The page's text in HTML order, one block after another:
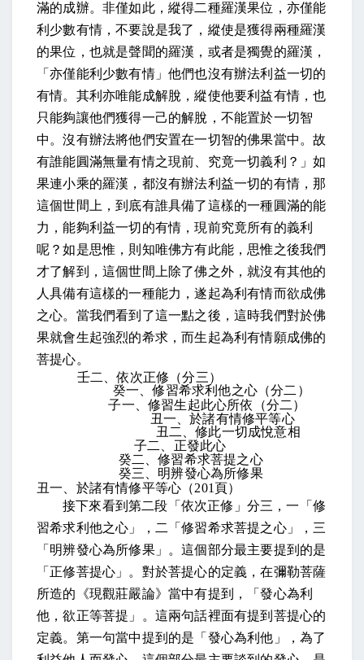
滿的成辦。 非僅如此，縱得二種羅漢果位，亦僅能
利少數有情，不要說是我了，縱使是獲得兩種羅漢
的果位，也就是聲聞的羅漢，或者是獨覺的羅漢，
「亦僅能利少數有情」他們也沒有辦法利益一切的
有情。 其利亦唯能成解脫，縱使他要利益有情，也
只能夠讓他們獲得一己的解脫， 不能置於一切智
中。沒有辦法將他們安置在一切智的佛果當中。故
有誰能圓滿無量有情之現前、究竟一切義利？」如
果連小乘的羅漢，都沒有辦法利益一切的有情，那
這個世間上，到底有誰具備了這樣的一種圓滿的能
力，能夠利益一切的有情，現前究竟所有的義利
呢？如是思惟，則知唯佛方有此能， 思惟之後我們
才了解到，這個世間上除了佛之外，就沒有其他的
人具備有這樣的一種能力，遂起為利有情而欲成佛
之心。當我們看到了這一點之後，這時我們對於佛
果就會生起強烈的希求，而生起為利有情願成佛的
菩提心。
壬二、依次正修（分三）
癸一、修習希求利他之心（分二）
子一、修習生起此心所依（分二）
丑一、於諸有情修平等心
丑二、修此一切成悅意相
子二、正發此心
癸二、修習希求菩提之心
癸三、明辨發心為所修果
丑一、於諸有情修平等心（201 頁）
接下來看到第二段「依次正修」分三，一「修
習希求利他之心」，二「修習希求菩提之心」，三
「明辨發心為所修果」。這個部分最主要提到的是
「正修菩提心」。對於菩提心的定義，在彌勒菩薩
所造的《現觀莊嚴論》當中有提到，「發心為利
他，欲正等菩提」。這兩句話裡面有提到菩提心的
定義。第一句當中提到的是「發心為利他」，為了